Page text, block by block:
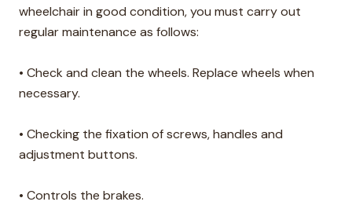
wheelchair in good condition, you must carry out
regular maintenance as follows:
• Check and clean the wheels. Replace wheels when
necessary.
• Checking the fixation of screws, handles and
adjustment buttons.
• Controls the brakes.